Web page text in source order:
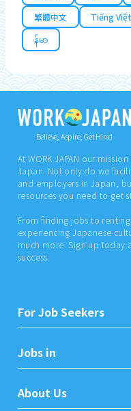
繁體中文
Tiếng Việt
န်မာ
Believe, Aspire, Get Hired
At WORK JAPAN our
Japan. Not only do we
and employers in Japan,
resources you need to get
From finding jobs to
experiencing Japanese
much more. Sign up
success.
For Job Seekers
Jobs in
About Us